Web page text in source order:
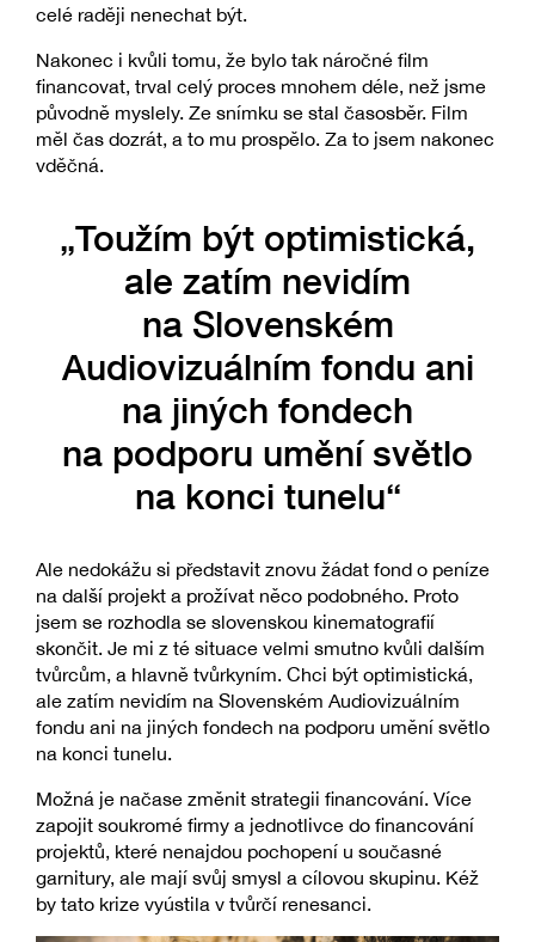
celé raději nenechat být.
Nakonec i kvůli tomu, že bylo tak náročné film
financovat, trval celý proces mnohem déle, než jsme
původně myslely. Ze snímku se stal časosběr. Film
měl čas dozrát, a to mu prospělo. Za to jsem nakonec
vděčná.
„Toužím být optimistická,
ale zatím nevidím
na Slovenském
Audiovizuálním fondu ani
na jiných fondech
na podporu umění světlo
na konci tunelu“
Ale nedokážu si představit znovu žádat fond o peníze
na další projekt a prožívat něco podobného. Proto
jsem se rozhodla se slovenskou kinematografií
skončit. Je mi z té situace velmi smutno kvůli dalším
tvůrcům, a hlavně tvůrkyním. Chci být optimistická,
ale zatím nevidím na Slovenském Audiovizuálním
fondu ani na jiných fondech na podporu umění světlo
na konci tunelu.
Možná je načase změnit strategii financování. Více
zapojit soukromé firmy a jednotlivce do financování
projektů, které nenajdou pochopení u současné
garnitury, ale mají svůj smysl a cílovou skupinu. Kéž
by tato krize vyústila v tvůrčí renesanci.